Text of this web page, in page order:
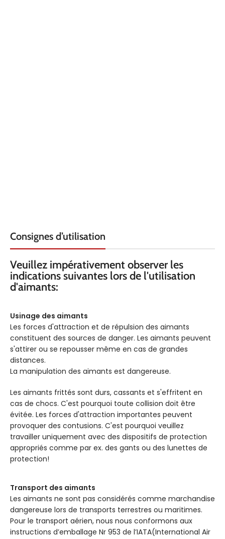
Consignes d’utilisation
Veuillez impérativement observer les
indications suivantes lors de l'utilisation
d'aimants:
Usinage des aimants
Les forces d'attraction et de répulsion des aimants
constituent des sources de danger. Les aimants peuvent
s'attirer ou se repousser même en cas de grandes
distances.
La manipulation des aimants est dangereuse.
Les aimants frittés sont durs, cassants et s'effritent en
cas de chocs. C'est pourquoi toute collision doit être
évitée. Les forces d'attraction importantes peuvent
provoquer des contusions. C'est pourquoi veuillez
travailler uniquement avec des dispositifs de protection
appropriés comme par ex. des gants ou des lunettes de
protection!
Transport des aimants
Les aimants ne sont pas considérés comme marchandise
dangereuse lors de transports terrestres ou maritimes.
Pour le transport aérien, nous nous conformons aux
instructions d’emballage Nr 953 de l’IATA(International Air